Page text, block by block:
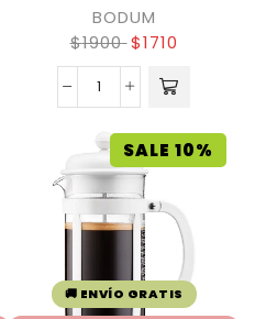
BODUM
$1900 $1710
SALE 10%
🚚 ENVÍO GRATIS